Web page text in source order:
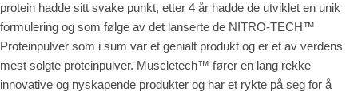
protein hadde sitt svake punkt, etter 4 år hadde de utviklet en unik
formulering og som følge av det lanserte de NITRO-TECH™
Proteinpulver som i sum var et genialt produkt og er et av verdens
mest solgte proteinpulver. Muscletech™ fører en lang rekke
innovative og nyskapende produkter og har et rykte på seg for å